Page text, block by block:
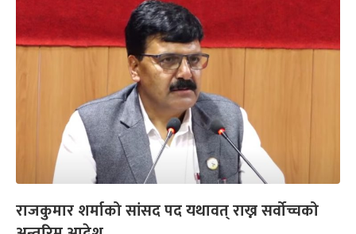
राजकुमार शर्माको सांसद पद यथावत् राख्न सर्वोच्चको